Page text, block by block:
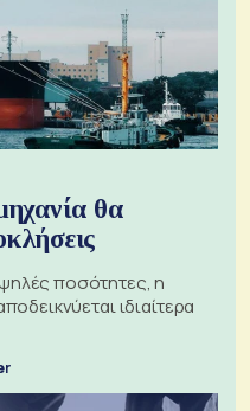
θα
ποσότητες, η
ιδιαίτερα